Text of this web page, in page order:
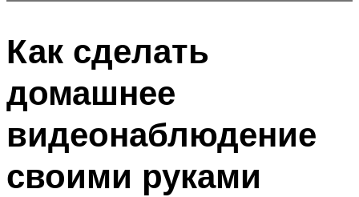
Как сделать
домашнее
видеонаблюдение
своими руками